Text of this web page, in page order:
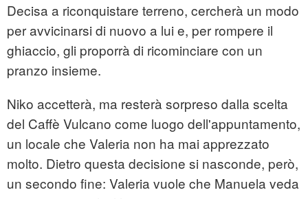
Decisa a riconquistare terreno, cercherà un modo
per avvicinarsi di nuovo a lui e, per rompere il
ghiaccio, gli proporrà di ricominciare con un
pranzo insieme.
Niko accetterà, ma resterà sorpreso dalla scelta
del Caffè Vulcano come luogo dell'appuntamento,
un locale che Valeria non ha mai apprezzato
molto. Dietro questa decisione si nasconde, però,
un secondo fine: Valeria vuole che Manuela veda